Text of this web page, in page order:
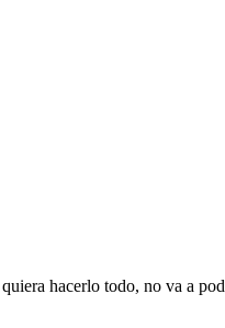
hacerlo todo, no va a